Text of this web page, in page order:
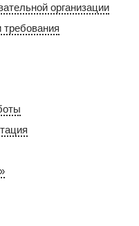
организации